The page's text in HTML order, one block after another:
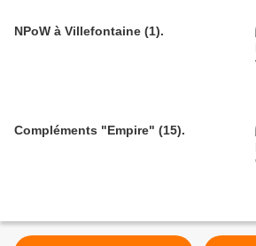
NPoW à Villefontaine (1).
Compléments "Empire" (15).